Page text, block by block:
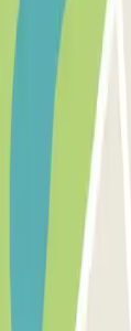
paiement:
et contrat